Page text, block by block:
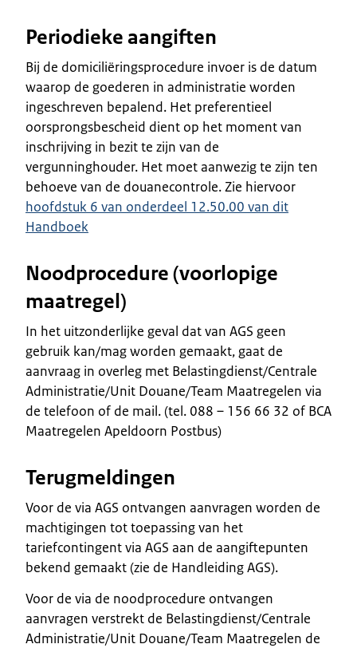
Periodieke aangiften
Bij de domiciliëringsprocedure invoer is de datum
waarop de goederen in administratie worden
ingeschreven bepalend. Het preferentieel
oorsprongsbescheid dient op het moment van
inschrijving in bezit te zijn van de
vergunninghouder. Het moet aanwezig te zijn ten
behoeve van de douanecontrole. Zie hiervoor
hoofdstuk 6 van onderdeel 12.50.00 van dit
Handboek
Noodprocedure (voorlopige
maatregel)
In het uitzonderlijke geval dat van AGS geen
gebruik kan/mag worden gemaakt, gaat de
aanvraag in overleg met Belastingdienst/Centrale
Administratie/Unit Douane/Team Maatregelen via
de telefoon of de mail. (tel. 088 – 156 66 32 of BCA
Maatregelen Apeldoorn Postbus)
Terugmeldingen
Voor de via AGS ontvangen aanvragen worden de
machtigingen tot toepassing van het
tariefcontingent via AGS aan de aangiftepunten
bekend gemaakt (zie de Handleiding AGS).
Voor de via de noodprocedure ontvangen
aanvragen verstrekt de Belastingdienst/Centrale
Administratie/Unit Douane/Team Maatregelen de